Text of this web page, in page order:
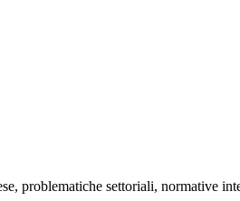
problematiche settoriali, normative